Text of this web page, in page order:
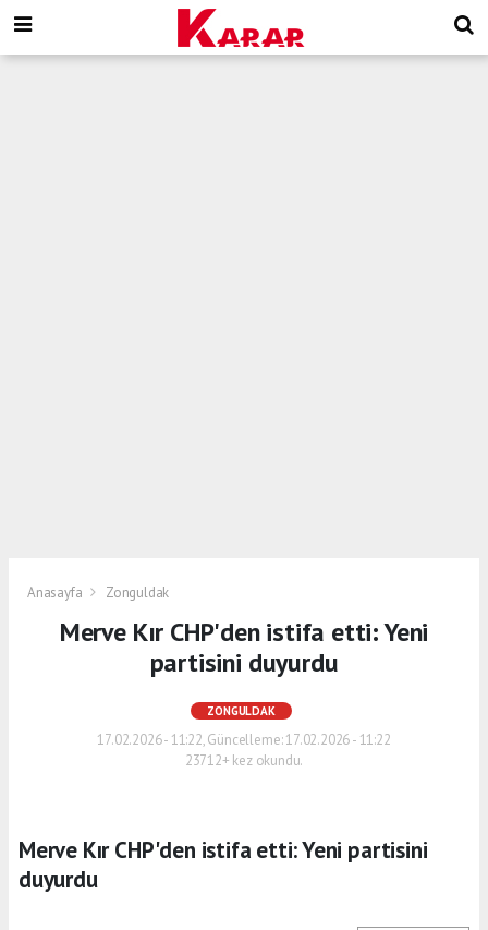
Anasayfa Zonguldak
Merve Kır CHP'den istifa etti: Yeni
partisini duyurdu
ZONGULDAK
17.02.2026 - 11:22, Güncelleme: 17.02.2026 - 11:22
23712+ kez okundu.
Merve Kır CHP'den istifa etti: Yeni partisini
duyurdu